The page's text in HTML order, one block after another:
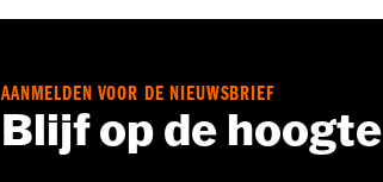
AANMELDEN VOOR DE NIEUWSBRIEF
Blijf op de hoogte